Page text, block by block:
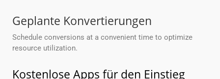
Geplante Konvertierungen
Schedule conversions at a convenient time to optimize
resource utilization.
Kostenlose Apps für den Einstieg